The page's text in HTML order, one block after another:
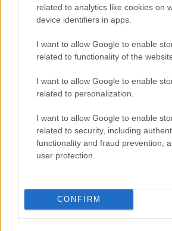
related to analytics like cookies on
device identifiers in apps.
I want to allow Google to enable
related to functionality of the
I want to allow Google to enable
related to personalization.
I want to allow Google to enable
related to security, including
functionality and fraud prevention,
user protection.
CONFIRM
tetőcserép